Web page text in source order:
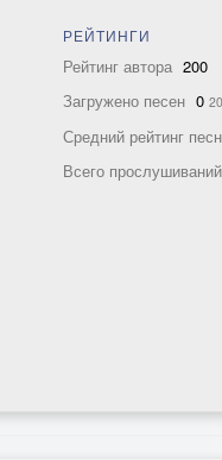
РЕЙТИНГИ
Рейтинг автора 200
Загружено песен 0
Средний рейтинг
Всего прослушиваний